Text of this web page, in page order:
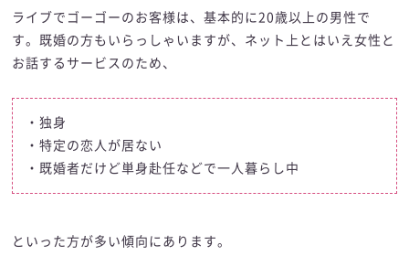
ライブでゴーゴーのお客様は、基本的に20歳以上の男性で
す。既婚の方もいらっしゃいますが、ネット上とはいえ女性と
お話するサービスのため、
・独身
・特定の恋人が居ない
・既婚者だけど単身赴任などで一人暮らし中
といった方が多い傾向にあります。